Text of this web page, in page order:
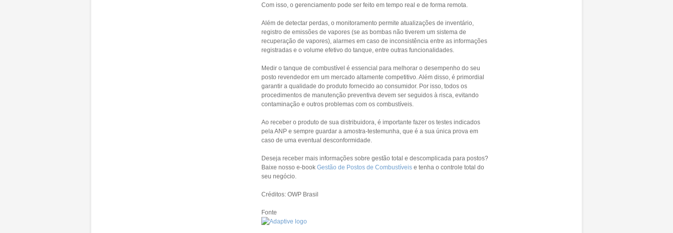
Com isso, o gerenciamento pode ser feito em tempo real e de forma remota.
Além de detectar perdas, o monitoramento permite atualizações de inventário,
registro de emissões de vapores (se as bombas não tiverem um sistema de
recuperação de vapores), alarmes em caso de inconsistência entre as informações
registradas e o volume efetivo do tanque, entre outras funcionalidades.
Medir o tanque de combustível é essencial para melhorar o desempenho do seu
posto revendedor em um mercado altamente competitivo. Além disso, é primordial
garantir a qualidade do produto fornecido ao consumidor. Por isso, todos os
procedimentos de manutenção preventiva devem ser seguidos à risca, evitando
contaminação e outros problemas com os combustíveis.
Ao receber o produto de sua distribuidora, é importante fazer os testes indicados
pela ANP e sempre guardar a amostra-testemunha, que é a sua única prova em
caso de uma eventual desconformidade.
Deseja receber mais informações sobre gestão total e descomplicada para postos?
Baixe nosso e-book Gestão de Postos de Combustíveise tenha o controle total do
seu negócio.
Créditos: OWP Brasil
Fonte